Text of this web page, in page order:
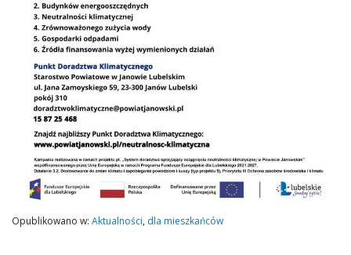
Opublikowano w: Aktualności, dla mieszkańców